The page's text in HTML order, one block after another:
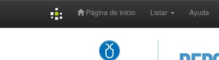
Página de inicio Listar Ayuda